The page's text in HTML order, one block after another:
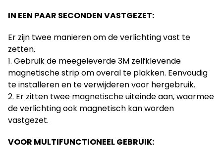
IN EEN PAAR SECONDEN VASTGEZET:
Er zijn twee manieren om de verlichting vast te
zetten.
1. Gebruik de meegeleverde 3M zelfklevende
magnetische strip om overal te plakken. Eenvoudig
te installeren en te verwijderen voor hergebruik.
2. Er zitten twee magnetische uiteinde aan, waarmee
de verlichting ook magnetisch kan worden
vastgezet.
VOOR MULTIFUNCTIONEEL GEBRUIK: